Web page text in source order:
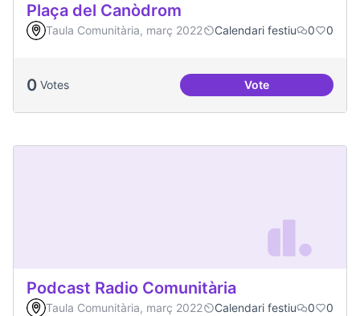
Plaça del Canòdrom
Taula Comunitària, març 2022 Calendari festiu 0 0
0 Votes VotePlaça del
Podcast Radio Comunitària
Taula Comunitària, març 2022 Calendari festiu 0 0